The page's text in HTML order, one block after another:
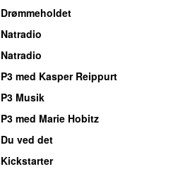
Drømmeholdet
Natradio
Natradio
P3 med Kasper Reippurt
P3 Musik
P3 med Marie Hobitz
Du ved det
Kickstarter